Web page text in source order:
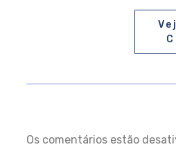
Os comentários estão